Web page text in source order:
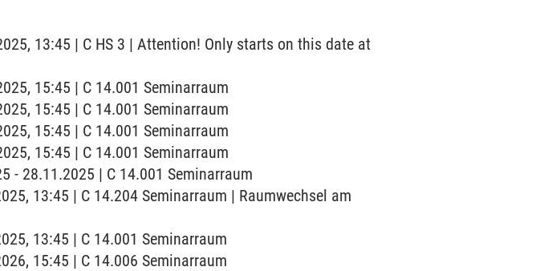
13:45 | C HS 3 | Attention! Only starts on this date at
15:45 | C 14.001 Seminarraum
15:45 | C 14.001 Seminarraum
15:45 | C 14.001 Seminarraum
15:45 | C 14.001 Seminarraum
- 28.11.2025 | C 14.001 Seminarraum
13:45 | C 14.204 Seminarraum | Raumwechsel am
13:45 | C 14.001 Seminarraum
15:45 | C 14.006 Seminarraum